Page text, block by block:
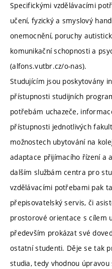
Specifickými vzdělávacími
učení, fyzický a smyslový
onemocnění, poruchy
komunikační schopnosti a
(alfons.vutbr.cz/o-nas).
Studujícím jsou poskytovány
přístupnosti studijních
potřebám uchazeče,
přístupnosti jednotlivých
možnostech ubytování na
adaptace přijímacího řízení a
dalším službám centra pro
vzdělávacími potřebami pak
přepisovatelský servis, či
prostorové orientace s cílem
především prokázat své
ostatní studenti. Děje se tak
studia, tedy vhodnou